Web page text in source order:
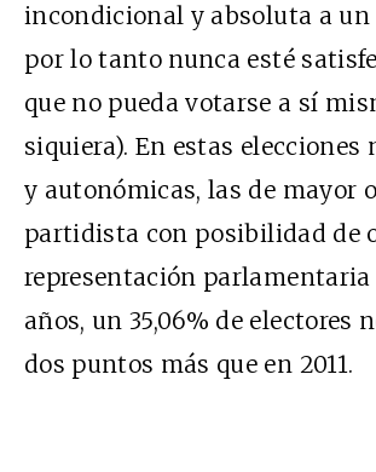
incondicional y absoluta a un
por lo tanto nunca esté
que no pueda votarse a sí
siquiera). En estas elecciones
y autonómicas, las de mayor
partidista con posibilidad de
representación parlamentaria
años, un 35,06% de electores
dos puntos más que en 2011.